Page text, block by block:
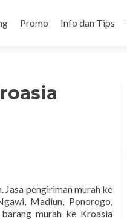
Promo Info dan Tips
pengiriman murah ke
Madiun, Ponorogo,
murah ke Kroasia